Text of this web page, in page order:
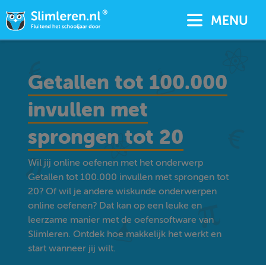
MENU
Getallen tot 100.000
invullen met
sprongen tot 20
Wil jij online oefenen met het onderwerp
Getallen tot 100.000 invullen met sprongen tot
20? Of wil je andere wiskunde onderwerpen
online oefenen? Dat kan op een leuke en
leerzame manier met de oefensoftware van
Slimleren. Ontdek hoe makkelijk het werkt en
start wanneer jij wilt.